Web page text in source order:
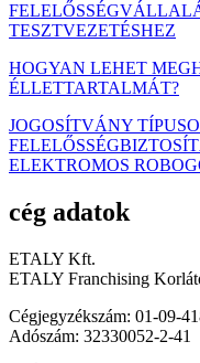
TESZTVEZETÉSHEZ
HOGYAN LEHET
ÉLLETTARTALMÁT?
JOGOSÍTVÁNY
ELEKTROMOS
cég adatok
ETALY Kft.
ETALY Franchising
Cégjegyzékszám: 01-09-
Adószám: 32330052-2-41